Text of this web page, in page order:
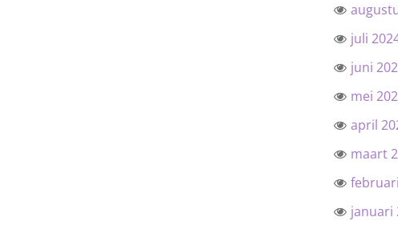
juli
juni
mei
april
maart
januari